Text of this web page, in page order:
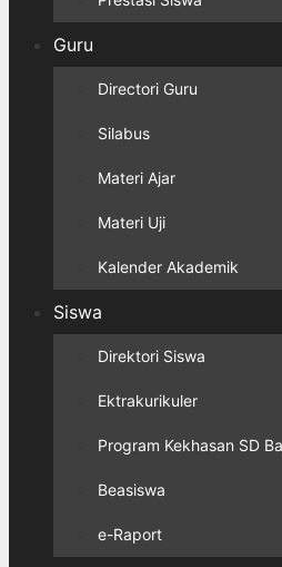
Guru
Directori Guru
Silabus
Materi Ajar
Materi Uji
Kalender Akademik
Siswa
Direktori Siswa
Ektrakurikuler
Program Kekhasan SD
Beasiswa
e-Raport